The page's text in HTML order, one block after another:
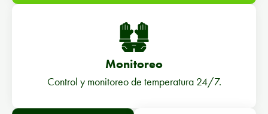
Monitoreo
Control y monitoreo de temperatura 24/7.